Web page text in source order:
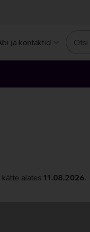
ja kontaktid
kätte alates 11.08.2026